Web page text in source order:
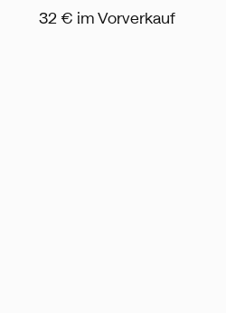
32 € im Vorverkauf